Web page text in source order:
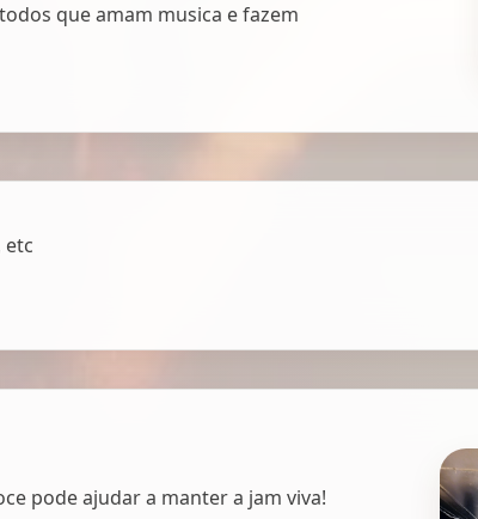
que amam musica e fazem
etc
pode ajudar a manter a jam viva!